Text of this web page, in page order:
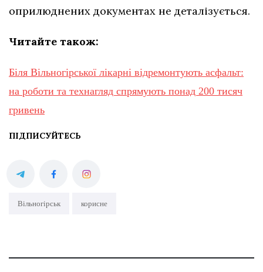
оприлюднених документах не деталізується.
Читайте також:
Біля Вільногірської лікарні відремонтують асфальт:
на роботи та технагляд спрямують понад 200 тисяч
гривень
ПІДПИСУЙТЕСЬ
Вільногірськ корисне